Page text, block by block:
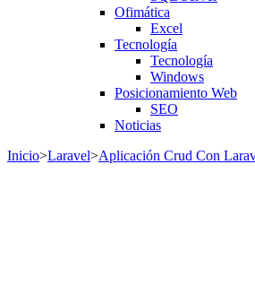
Ofimática
Excel
Tecnología
Tecnología
Windows
Posicionamiento Web
SEO
Noticias
Inicio>Laravel>Aplicación Crud Con